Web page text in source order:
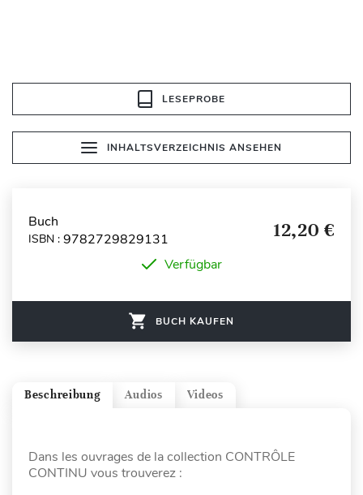
LESEPROBE
INHALTSVERZEICHNIS ANSEHEN
Buch
ISBN : 9782729829131 12,20 €
Verfügbar
BUCH KAUFEN
Videos
Audios
Beschreibung
Dans les ouvrages de la collection CONTRÔLE
CONTINU vous trouverez :